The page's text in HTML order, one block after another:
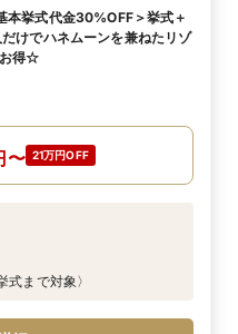
本挙式代金30%OFF＞挙式＋
けでハネムーンを兼ねたリゾ
得☆
〜 21万円OFF
まで対象〉